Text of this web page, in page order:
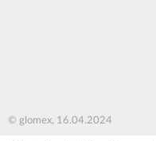
© glomex, 16.04.2024